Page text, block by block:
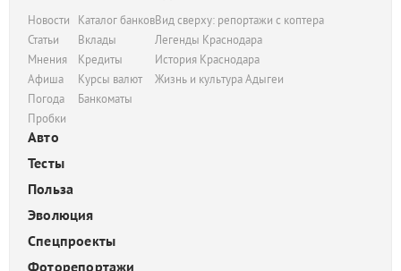
Новости
Статьи
Мнения
Афиша
Погода
Пробки
Каталог банков
Вклады
Кредиты
Курсы валют
Банкоматы
Вид сверху: репортажи с коптера
Легенды Краснодара
История Краснодара
Жизнь и культура Адыгеи
Авто
Тесты
Польза
Эволюция
Спецпроекты
Фоторепортажи